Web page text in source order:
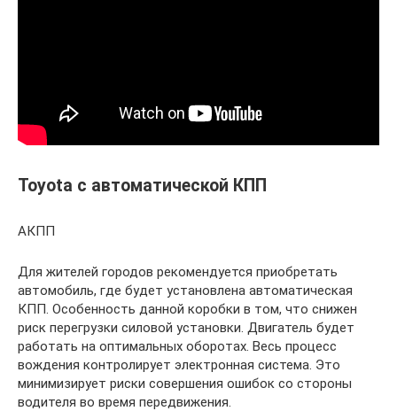
Toyota с автоматической КПП
АКПП
Для жителей городов рекомендуется приобретать
автомобиль, где будет установлена автоматическая
КПП. Особенность данной коробки в том, что снижен
риск перегрузки силовой установки. Двигатель будет
работать на оптимальных оборотах. Весь процесс
вождения контролирует электронная система. Это
минимизирует риски совершения ошибок со стороны
водителя во время передвижения.